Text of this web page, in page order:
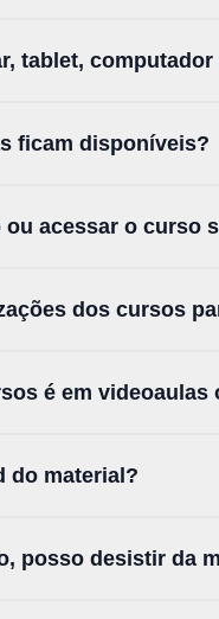
tablet,
ficam disponíveis?
acessar o curso
dos cursos
é em videoaulas
do material?
posso desistir da